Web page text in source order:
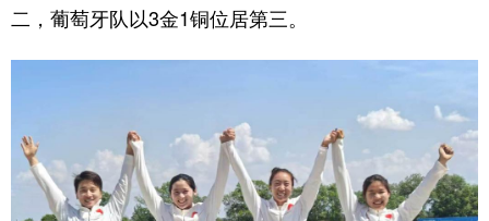
法律 中央文件
旅游
彩票 娱乐 时尚 悦读
二，葡萄牙队以3金1铜位居第三。